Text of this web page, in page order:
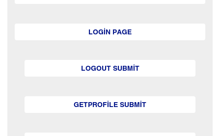
LOGIN PAGE
LOGOUT SUBMIT
GETPROFILE SUBMIT